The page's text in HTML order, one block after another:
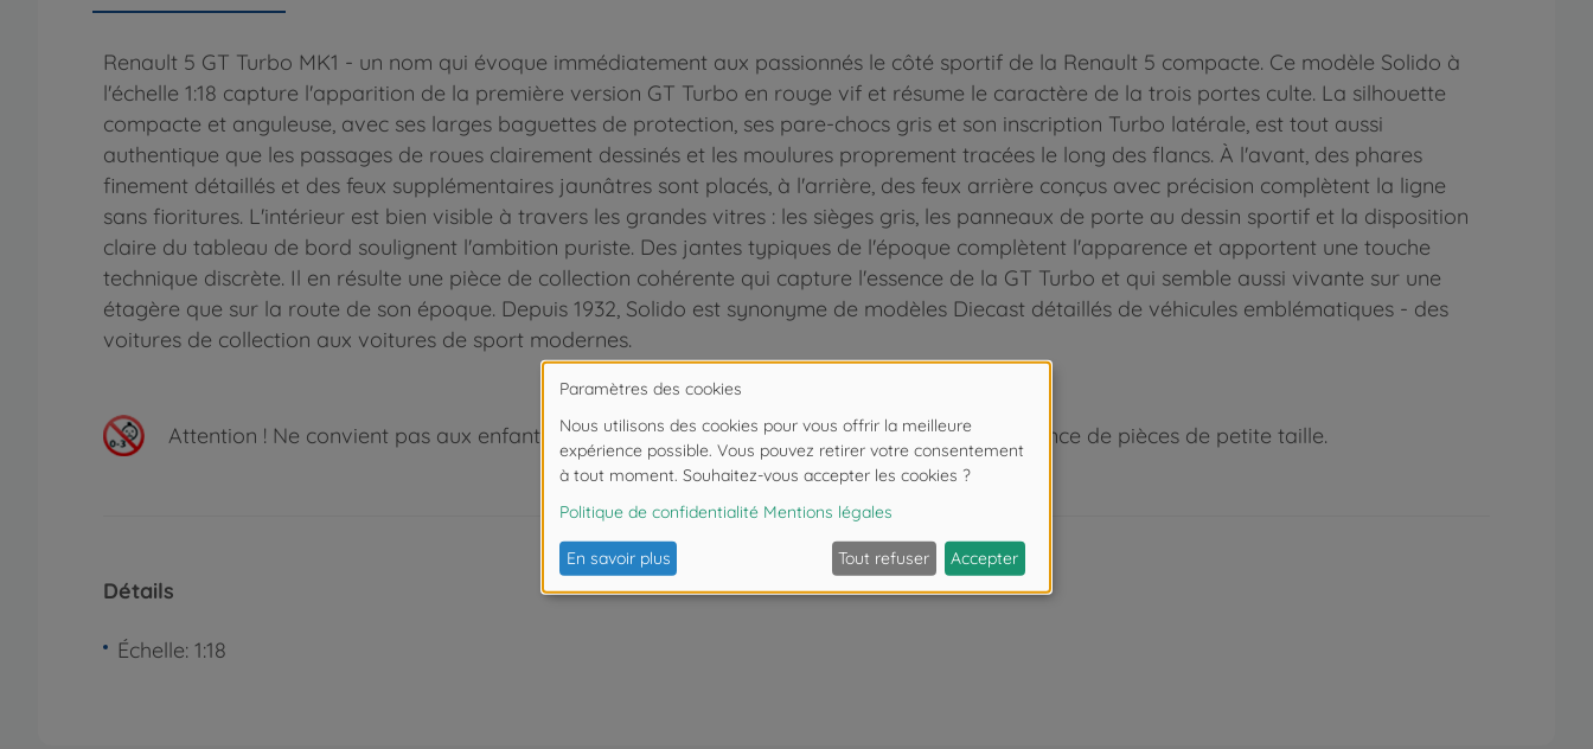
Renault 5 GT Turbo MK1 - un nom qui évoque immédiatement aux passionnés le côté sportif de la Renault 5 compacte. Ce modèle Solido à
l'échelle 1:18 capture l'apparition de la première version GT Turbo en rouge vif et résume le caractère de la trois portes culte. La silhouette
compacte et anguleuse, avec ses larges baguettes de protection, ses pare-chocs gris et son inscription Turbo latérale, est tout aussi
authentique que les passages de roues clairement dessinés et les moulures proprement tracées le long des flancs. À l'avant, des phares
finement détaillés et des feux supplémentaires jaunâtres sont placés, à l'arrière, des feux arrière conçus avec précision complètent la ligne
sans fioritures. L'intérieur est bien visible à travers les grandes vitres : les sièges gris, les panneaux de porte au dessin sportif et la disposition
claire du tableau de bord soulignent l'ambition puriste. Des jantes typiques de l'époque complètent l'apparence et apportent une touche
technique discrète. Il en résulte une pièce de collection cohérente qui capture l'essence de la GT Turbo et qui semble aussi vivante sur une
étagère que sur la route de son époque. Depuis 1932, Solido est synonyme de modèles Diecast détaillés de véhicules emblématiques - des
voitures de collection aux voitures de sport modernes.
Attention ! Ne convient pas aux enfants de moins de 3 ans. Risque d'asphyxie lié à la présence de pièces de petite taille.
Détails
Échelle: 1:18